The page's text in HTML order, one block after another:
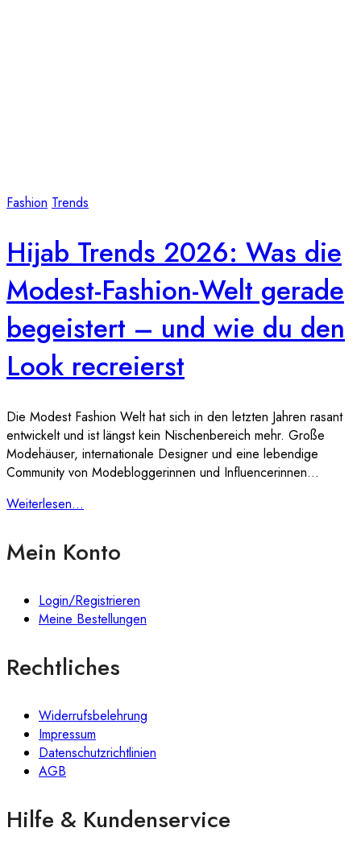
Fashion Trends
Hijab Trends 2026: Was die
Modest-Fashion-Welt gerade
begeistert – und wie du den
Look recreierst
Die Modest Fashion Welt hat sich in den letzten Jahren rasant
entwickelt und ist längst kein Nischenbereich mehr. Große
Modehäuser, internationale Designer und eine lebendige
Community von Modebloggerinnen und Influencerinnen…
Weiterlesen...
Mein Konto
Login/Registrieren
Meine Bestellungen
Rechtliches
Widerrufsbelehrung
Impressum
Datenschutzrichtlinien
AGB
Hilfe & Kundenservice